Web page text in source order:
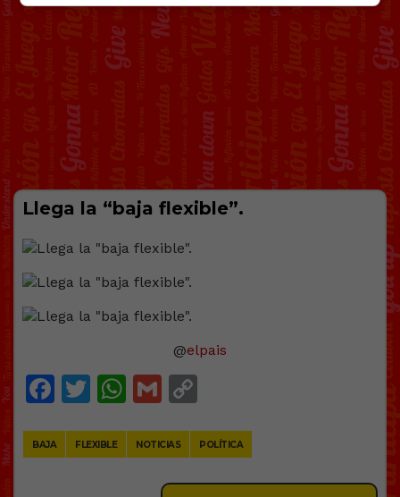
Llega la “baja flexible”.
@elpais
Facebook
Twitter
WhatsApp
Gmail
BAJA FLEXIBLE NOTICIAS POLÍTICA